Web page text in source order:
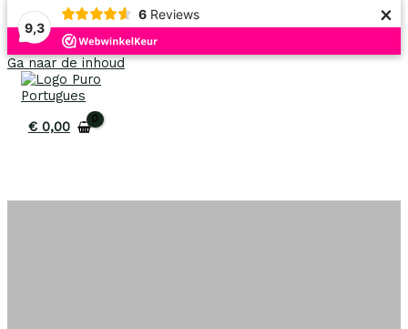
9,3
6 Reviews ×
Ga naar de inhoud
€0,00